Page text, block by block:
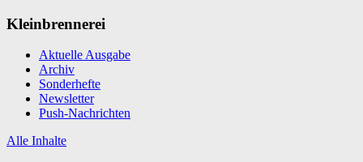
Kleinbrennerei
Aktuelle Ausgabe
Archiv
Sonderhefte
Newsletter
Push-Nachrichten
Alle Inhalte